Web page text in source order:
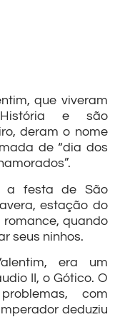
que viveram
e são
deram o nome
de “dia dos
a festa de São
estação do
quando
seus ninhos.
era um
II, o Gótico. O
com
deduziu